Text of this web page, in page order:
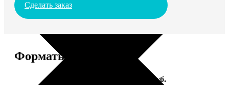
Сделать заказ
Форматы и цены
Цена, руб.